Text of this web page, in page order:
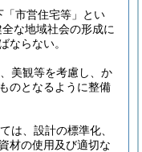
「市営住宅等」とい
な地域社会の形成に
ならない。
美観等を考慮し、か
のとなるように整備
は、設計の標準化、
材の使用及び適切な